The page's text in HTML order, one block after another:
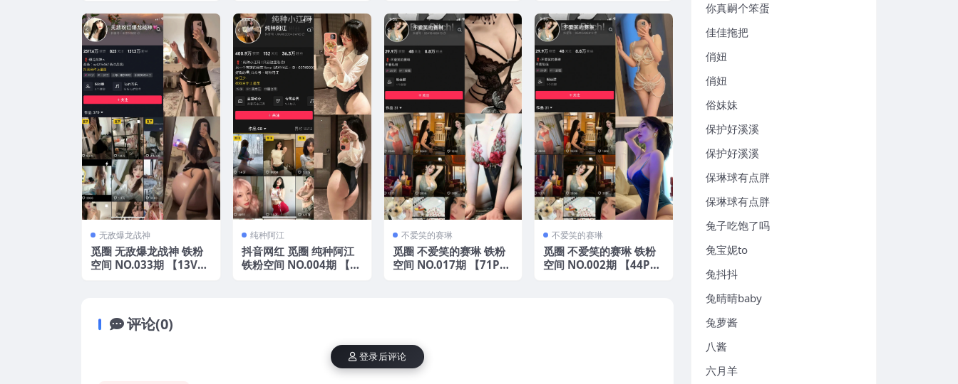
资源
无敌爆龙战神
觅圈 无敌爆龙战神 铁粉
空间 NO.033期 【13V】
纯种阿江
抖音网红 觅圈 纯种阿江
铁粉空间 NO.004期 【1
不爱笑的赛琳
觅圈 不爱笑的赛琳 铁粉
空间 NO.017期 【71P11
不爱笑的赛琳
觅圈 不爱笑的赛琳 铁粉
空间 NO.002期 【44P17
评论(0)
登录后评论
你真嗣个笨蛋
佳佳拖把
俏妞
俏妞
俗妹妹
保护好溪溪
保护好溪溪
保琳球有点胖
保琳球有点胖
兔子吃饱了吗
兔宝妮to
兔抖抖
兔晴晴baby
兔萝酱
八酱
六月羊